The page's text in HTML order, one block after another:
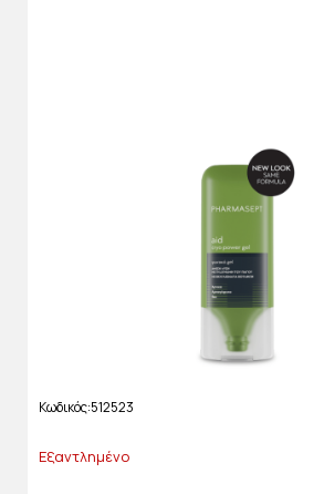
Κωδικός 512523
Εξαντλημένο